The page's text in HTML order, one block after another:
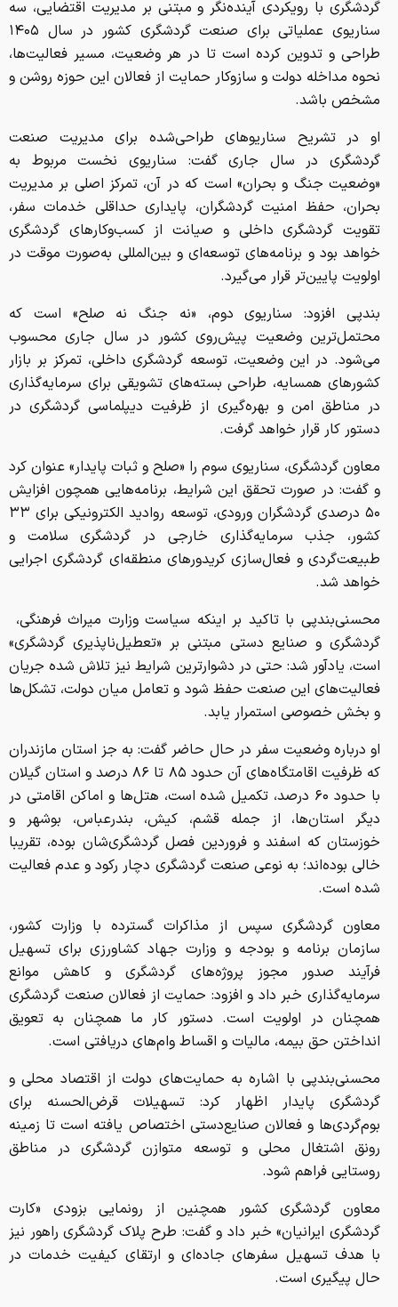
گردشگری با رویکردی آینده‌نگر و مبتنی بر مدیریت اقتضایی، سه
سناریوی عملیاتی برای صنعت گردشگری کشور در سال ۱۴۰۵
طراحی و تدوین کرده است تا در هر وضعیت، مسیر فعالیت‌ها،
نحوه مداخله دولت و سازوکار حمایت از فعالان این حوزه روشن و
مشخص باشد.
او در تشریح سناریوهای طراحی‌شده برای مدیریت صنعت
گردشگری در سال جاری گفت: سناریوی نخست مربوط به
«وضعیت جنگ و بحران» است که در آن، تمرکز اصلی بر مدیریت
بحران، حفظ امنیت گردشگران، پایداری حداقلی خدمات سفر،
تقویت گردشگری داخلی و صیانت از کسب‌وکارهای گردشگری
خواهد بود و برنامه‌های توسعه‌ای و بین‌المللی به‌صورت موقت در
اولویت پایین‌تر قرار می‌گیرد.
بندپی افزود: سناریوی دوم، «نه جنگ نه صلح» است که
محتمل‌ترین وضعیت پیش‌روی کشور در سال جاری محسوب
می‌شود. در این وضعیت، توسعه گردشگری داخلی، تمرکز بر بازار
کشورهای همسایه، طراحی بسته‌های تشویقی برای سرمایه‌گذاری
در مناطق امن و بهره‌گیری از ظرفیت دیپلماسی گردشگری در
دستور کار قرار خواهد گرفت.
معاون گردشگری، سناریوی سوم را «صلح و ثبات پایدار» عنوان کرد
و گفت: در صورت تحقق این شرایط، برنامه‌هایی همچون افزایش
۵۰ درصدی گردشگران ورودی، توسعه روادید الکترونیکی برای ۳۳
کشور، جذب سرمایه‌گذاری خارجی در گردشگری سلامت و
طبیعت‌گردی و فعال‌سازی کریدورهای منطقه‌ای گردشگری اجرایی
خواهد شد.
محسنی‌بندپی با تاکید بر اینکه سیاست وزارت میراث‌ فرهنگی، ‌
گردشگری و صنایع دستی مبتنی بر «تعطیل‌ناپذیری گردشگری»
است، یادآور شد: حتی در دشوارترین شرایط نیز تلاش شده جریان
فعالیت‌های این صنعت حفظ شود و تعامل میان دولت، تشکل‌ها
و بخش خصوصی استمرار یابد.
او درباره وضعیت سفر در حال حاضر گفت: به جز استان مازندران
که ظرفیت اقامتگاه‌های آن حدود ۸۵ تا ۸۶ درصد و استان گیلان
با حدود ۶۰ درصد، تکمیل شده است، هتل‌ها و اماکن اقامتی در
دیگر استان‌ها، از جمله قشم، کیش، بندرعباس، بوشهر و
خوزستان که اسفند و فروردین فصل گردشگری‌شان بوده، تقریبا
خالی بوده‌اند؛ به نوعی صنعت گردشگری دچار رکود و عدم فعالیت
شده است.
معاون گردشگری سپس از مذاکرات گسترده با وزارت کشور،
سازمان برنامه و بودجه و وزارت جهاد کشاورزی برای تسهیل
فرآیند صدور مجوز پروژه‌های گردشگری و کاهش موانع
سرمایه‌گذاری خبر داد و افزود: حمایت از فعالان صنعت گردشگری
همچنان در اولویت است. دستور کار ما همچنان به تعویق
انداختن حق بیمه، مالیات و اقساط وام‌های دریافتی است.
محسنی‌بندپی با اشاره به حمایت‌های دولت از اقتصاد محلی و
گردشگری پایدار اظهار کرد: تسهیلات قرض‌الحسنه برای
بوم‌گردی‌ها و فعالان صنایع‌دستی اختصاص یافته است تا زمینه
رونق اشتغال محلی و توسعه متوازن گردشگری در مناطق
روستایی فراهم شود.
معاون گردشگری کشور همچنین از رونمایی بزودی «کارت
گردشگری ایرانیان» خبر داد و گفت: طرح پلاک گردشگری راهور نیز
با هدف تسهیل سفرهای جاده‌ای و ارتقای کیفیت خدمات در
حال پیگیری است.